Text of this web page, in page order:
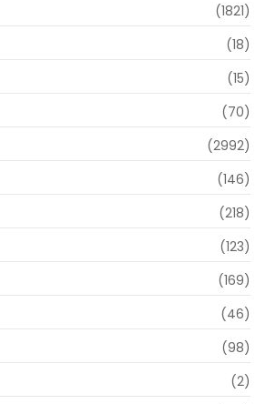
(1821)
(18)
(15)
(70)
(2992)
(146)
(218)
(123)
(169)
(46)
(98)
(2)